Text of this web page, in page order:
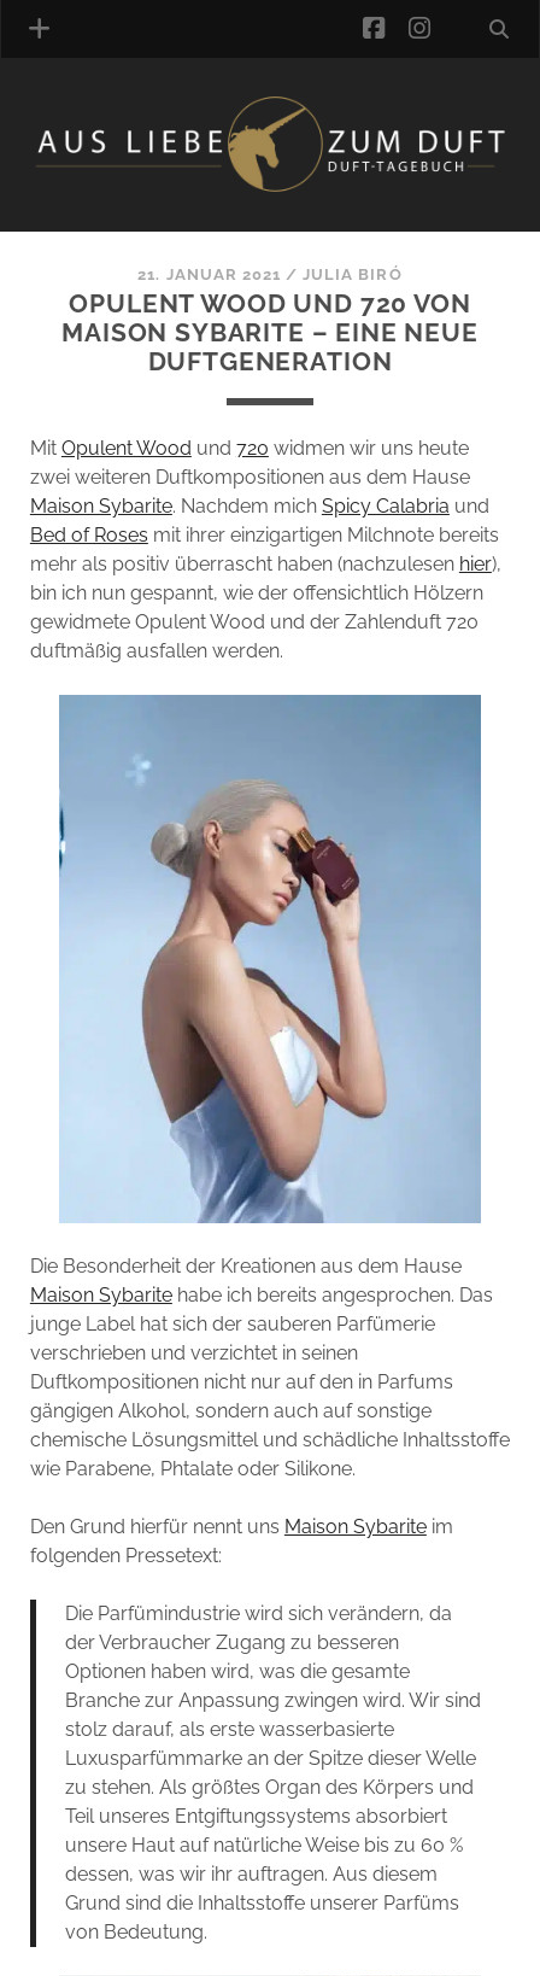
MANUFAKTUREN
KOMMENTARE
KATEGORIEN
ARTIKEL-ARCHIV
ONLINE-SHOP
DAS ALZD-TEAM
facebook
21. JANUAR 2021 /JULIA BIRÓ
OPULENT WOOD UND 720 VON
MAISON SYBARITE – EINE NEUE
DUFTGENERATION
Mit Opulent Wood und 720 widmen wir uns heute
zwei weiteren Duftkompositionen aus dem Hause
Maison Sybarite. Nachdem mich Spicy Calabria und
Bed of Roses mit ihrer einzigartigen Milchnote bereits
mehr als positiv überrascht haben (nachzulesen hier),
bin ich nun gespannt, wie der offensichtlich Hölzern
gewidmete Opulent Wood und der Zahlenduft 720
duftmäßig ausfallen werden.
Die Besonderheit der Kreationen aus dem Hause
Maison Sybaritehabe ich bereits angesprochen. Das
junge Label hat sich der sauberen Parfümerie
verschrieben und verzichtet in seinen
Duftkompositionen nicht nur auf den in Parfums
gängigen Alkohol, sondern auch auf sonstige
chemische Lösungsmittel und schädliche Inhaltsstoffe
wie Parabene, Phtalate oder Silikone.
Den Grund hierfür nennt uns Maison Sybariteim
folgenden Pressetext:
Die Parfümindustrie wird sich verändern, da
der Verbraucher Zugang zu besseren
Optionen haben wird, was die gesamte
Branche zur Anpassung zwingen wird. Wir sind
stolz darauf, als erste wasserbasierte
Luxusparfümmarke an der Spitze dieser Welle
zu stehen. Als größtes Organ des Körpers und
Teil unseres Entgiftungssystems absorbiert
unsere Haut auf natürliche Weise bis zu 60 %
dessen, was wir ihr auftragen. Aus diesem
Grund sind die Inhaltsstoffe unserer Parfüms
von Bedeutung.